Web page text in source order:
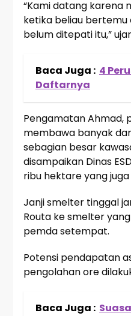
“Kami datang karena
ketika beliau bertemu
belum ditepati itu,”
Baca Juga : 4
Daftarnya
Pengamatan Ahmad,
membawa banyak
sebagian besar
disampaikan Dinas
ribu hektare yang
Janji smelter tinggal
Routa ke smelter
pemda setempat.
Potensi pendapatan
pengolahan ore
Baca Juga :